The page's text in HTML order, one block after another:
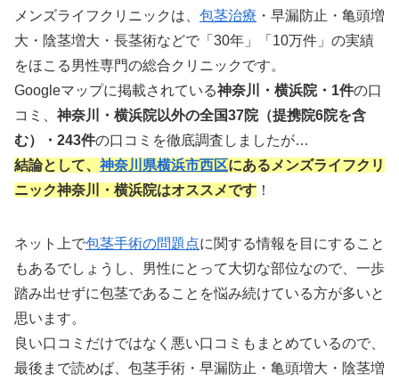
メンズライフクリニックは、 包茎治療 ・早漏防止・亀頭増
大・陰茎増大・長茎術などで「30年」「10万件」の実績
をほこる男性専門の総合クリニックです。
Googleマップに掲載されている神奈川・横浜院・1件の口
コミ、 神奈川・横浜院以外の全国37院（提携院6院を含
む）
・243件の口コミを徹底調査しましたが…
結論として、 神奈川県横浜市西区にあるメンズライフクリ
ニック神奈川・横浜院はオススメです ！
ネット上で包茎手術の問題点に関する情報を目にすること
もあるでしょうし、男性にとって大切な部位なので、一歩
踏み出せずに包茎であることを悩み続けている方が多いと
思います。
良い口コミだけではなく悪い口コミもまとめているので、
最後まで読めば、包茎手術・早漏防止・亀頭増大・陰茎増